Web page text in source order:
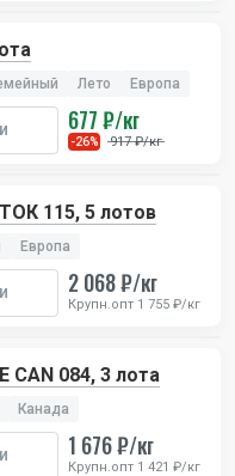
Лето Европа
677 ₽/кг
-26% 917 ₽/кг
115, 5 лотов
Европа
2 068 ₽/кг
Крупн.опт 1 755 ₽/кг
CAN 084, 3 лота
Канада
1 676 ₽/кг
Крупн.опт 1 421 ₽/кг